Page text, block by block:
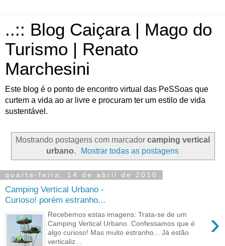
..:: Blog Caiçara | Mago do
Turismo | Renato
Marchesini
Este blog é o ponto de encontro virtual das PeSSoas que
curtem a vida ao ar livre e procuram ter um estilo de vida
sustentável.
Mostrando postagens com marcador camping vertical
urbano. Mostrar todas as postagens
quarta-feira, 14 de abril de 2010
Camping Vertical Urbano -
Curioso! porém estranho...
›
Recebemos estas imagens: Trata-se de um
Camping Vertical Urbano. Confessamos que é
algo curioso! Mas muito estranho... Já estão
verticaliz...